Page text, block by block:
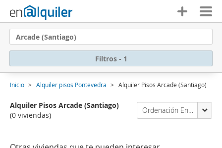
Arcade (Santiago)
Filtros - 1
Inicio Alquiler pisos Pontevedra Alquiler Pisos Arcade (Santiago)
Alquiler Pisos Arcade (Santiago)
(0 viviendas)
Ordenación Enalquiler